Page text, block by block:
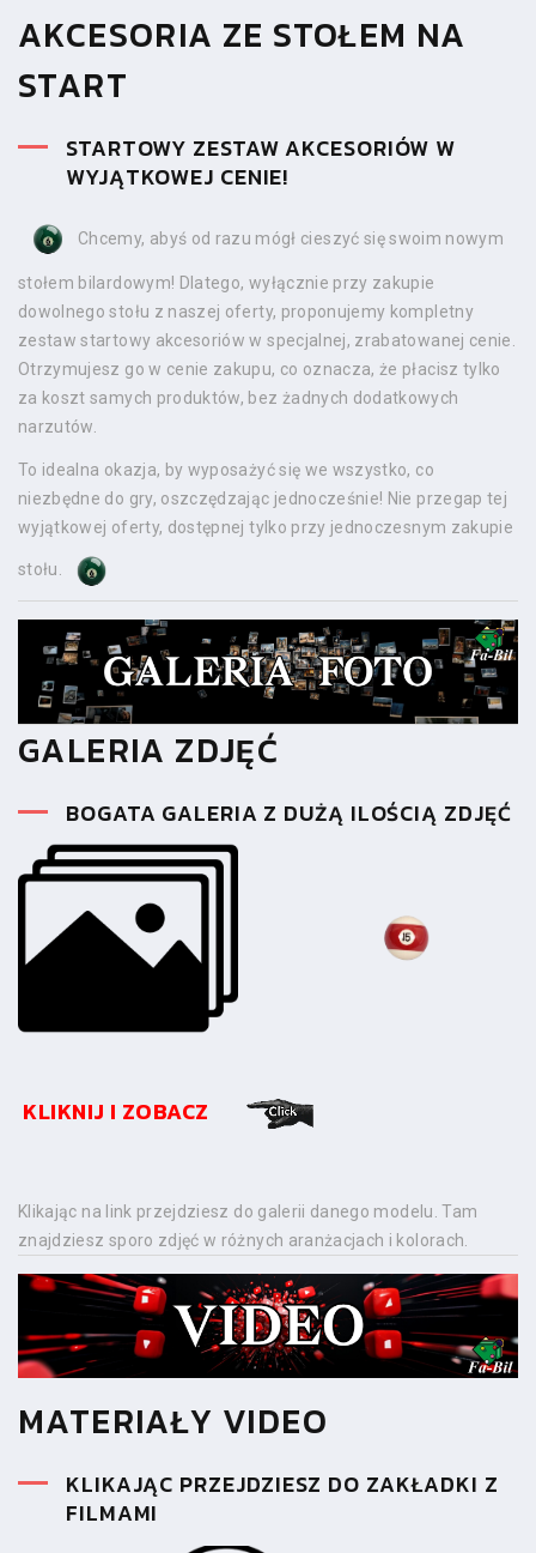
AKCESORIA ZE STOŁEM NA
START
STARTOWY ZESTAW AKCESORIÓW W
WYJĄTKOWEJ CENIE!
Chcemy, abyś od razu mógł cieszyć się swoim nowym
stołem bilardowym! Dlatego, wyłącznie przy zakupie
dowolnego stołu z naszej oferty, proponujemy kompletny
zestaw startowy akcesoriów w specjalnej, zrabatowanej cenie.
Otrzymujesz go w cenie zakupu, co oznacza, że płacisz tylko
za koszt samych produktów, bez żadnych dodatkowych
narzutów.
To idealna okazja, by wyposażyć się we wszystko, co
niezbędne do gry, oszczędzając jednocześnie! Nie przegap tej
wyjątkowej oferty, dostępnej tylko przy jednoczesnym zakupie
stołu.
GALERIA ZDJĘĆ
BOGATA GALERIA Z DUŻĄ ILOŚCIĄ ZDJĘĆ
KLIKNIJ I ZOBACZ
Klikając na link przejdziesz do galerii danego modelu. Tam
znajdziesz sporo zdjęć w różnych aranżacjach i kolorach.
MATERIAŁY VIDEO
KLIKAJĄC PRZEJDZIESZ DO ZAKŁADKI Z
FILMAMI